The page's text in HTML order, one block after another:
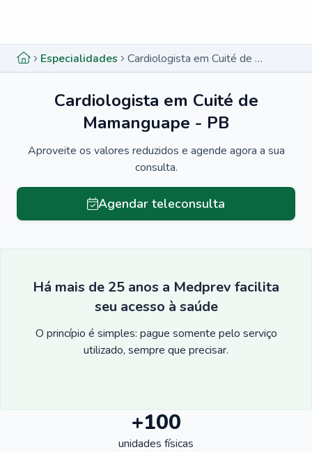
Especialidades Cardiologista em Cuité de Mamanguape - PB
Cardiologista em Cuité de
Mamanguape - PB
Aproveite os valores reduzidos e agende agora a sua
consulta.
Agendar teleconsulta
Há mais de 25 anos a Medprev facilita
seu acesso à saúde
O princípio é simples: pague somente pelo serviço
utilizado, sempre que precisar.
+100
unidades físicas